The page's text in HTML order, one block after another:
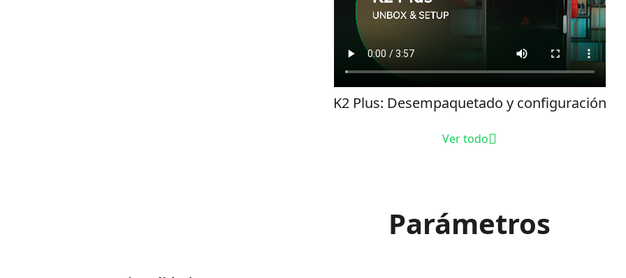
K2 Plus: Desempaquetado y configuración
Ver todo
Parámetros